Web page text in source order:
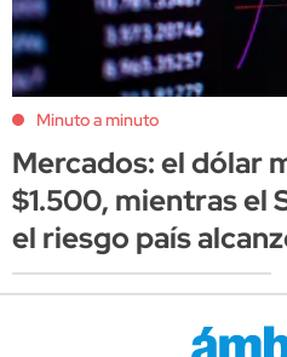
Minuto a minuto
Mercados: el dólar
$1.500, mientras el
el riesgo país